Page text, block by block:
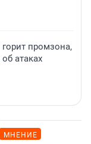
промзона,
атаках
МНЕНИЕ